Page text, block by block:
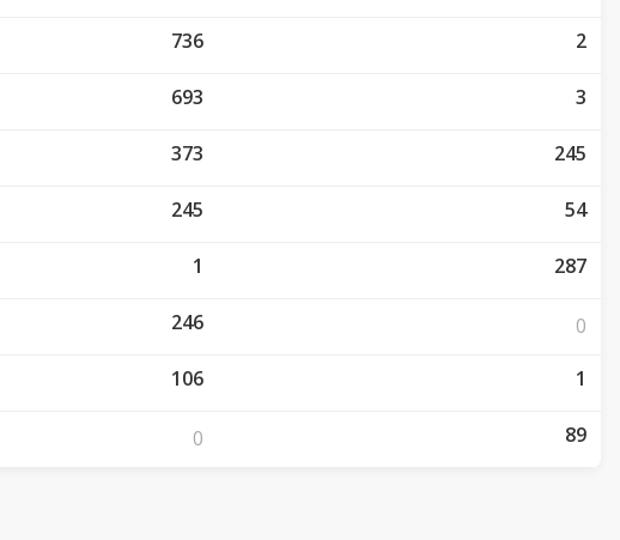
736 2
693 3
373 245
245 54
1 287
246 0
106 1
0 89